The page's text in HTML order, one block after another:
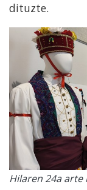
dituzte.
Hilaren 24a